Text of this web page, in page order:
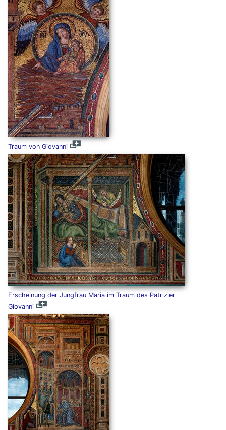
Traum von Giovanni
Erscheinung der Jungfrau Maria im Traum des Patrizier
Giovanni